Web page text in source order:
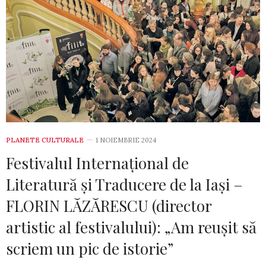
PLANETE CULTURALE 1 NOIEMBRIE 2024
Festivalul Internațional de
Literatură și Traducere de la Iași –
FLORIN LĂZĂRESCU (director
artistic al festivalului): „Am reușit să
scriem un pic de istorie”